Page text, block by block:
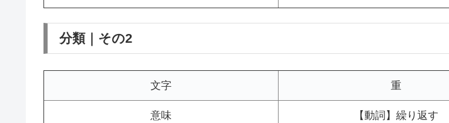
分類｜その2
文字 重
意味 【動詞】繰り返す